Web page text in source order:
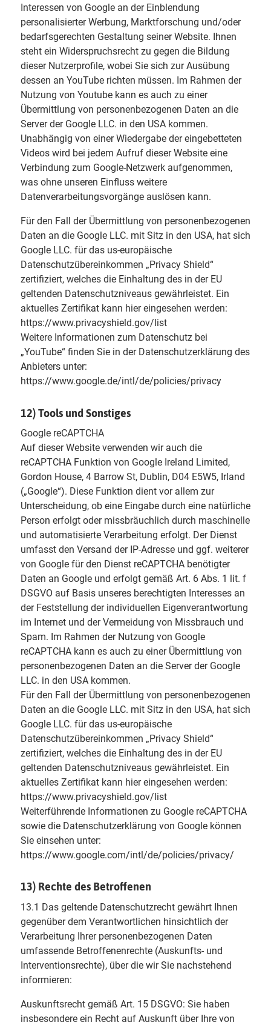
Interessen von Google an der Einblendung
personalisierter Werbung, Marktforschung und/oder
bedarfsgerechten Gestaltung seiner Website. Ihnen
steht ein Widerspruchsrecht zu gegen die Bildung
dieser Nutzerprofile, wobei Sie sich zur Ausübung
dessen an YouTube richten müssen. Im Rahmen der
Nutzung von Youtube kann es auch zu einer
Übermittlung von personenbezogenen Daten an die
Server der Google LLC. in den USA kommen.
Unabhängig von einer Wiedergabe der eingebetteten
Videos wird bei jedem Aufruf dieser Website eine
Verbindung zum Google-Netzwerk aufgenommen,
was ohne unseren Einfluss weitere
Datenverarbeitungsvorgänge auslösen kann.
Für den Fall der Übermittlung von personenbezogenen
Daten an die Google LLC. mit Sitz in den USA, hat sich
Google LLC. für das us-europäische
Datenschutzübereinkommen „Privacy Shield“
zertifiziert, welches die Einhaltung des in der EU
geltenden Datenschutzniveaus gewährleistet. Ein
aktuelles Zertifikat kann hier eingesehen werden:
https://www.privacyshield.gov/list
Weitere Informationen zum Datenschutz bei
„YouTube“ finden Sie in der Datenschutzerklärung des
Anbieters unter:
https://www.google.de/intl/de/policies/privacy
12) Tools und Sonstiges
Google reCAPTCHA
Auf dieser Website verwenden wir auch die
reCAPTCHA Funktion von Google Ireland Limited,
Gordon House, 4 Barrow St, Dublin, D04 E5W5, Irland
(„Google“). Diese Funktion dient vor allem zur
Unterscheidung, ob eine Eingabe durch eine natürliche
Person erfolgt oder missbräuchlich durch maschinelle
und automatisierte Verarbeitung erfolgt. Der Dienst
umfasst den Versand der IP-Adresse und ggf. weiterer
von Google für den Dienst reCAPTCHA benötigter
Daten an Google und erfolgt gemäß Art. 6 Abs. 1 lit. f
DSGVO auf Basis unseres berechtigten Interesses an
der Feststellung der individuellen Eigenverantwortung
im Internet und der Vermeidung von Missbrauch und
Spam. Im Rahmen der Nutzung von Google
reCAPTCHA kann es auch zu einer Übermittlung von
personenbezogenen Daten an die Server der Google
LLC. in den USA kommen.
Für den Fall der Übermittlung von personenbezogenen
Daten an die Google LLC. mit Sitz in den USA, hat sich
Google LLC. für das us-europäische
Datenschutzübereinkommen „Privacy Shield“
zertifiziert, welches die Einhaltung des in der EU
geltenden Datenschutzniveaus gewährleistet. Ein
aktuelles Zertifikat kann hier eingesehen werden:
https://www.privacyshield.gov/list
Weiterführende Informationen zu Google reCAPTCHA
sowie die Datenschutzerklärung von Google können
Sie einsehen unter:
https://www.google.com/intl/de/policies/privacy/
13) Rechte des Betroffenen
13.1 Das geltende Datenschutzrecht gewährt Ihnen
gegenüber dem Verantwortlichen hinsichtlich der
Verarbeitung Ihrer personenbezogenen Daten
umfassende Betroffenenrechte (Auskunfts- und
Interventionsrechte), über die wir Sie nachstehend
informieren:
Auskunftsrecht gemäß Art. 15 DSGVO: Sie haben
insbesondere ein Recht auf Auskunft über Ihre von